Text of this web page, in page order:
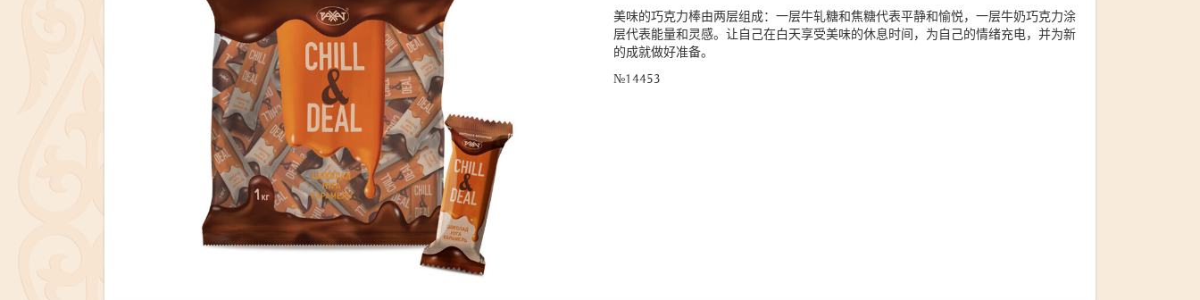
美味的巧克力棒由两层组成：一层牛轧糖和焦糖代表平静和愉悦，一层牛奶巧克力涂
层代表能量和灵感。让自己在白天享受美味的休息时间，为自己的情绪充电，并为新
的成就做好准备。
№14453